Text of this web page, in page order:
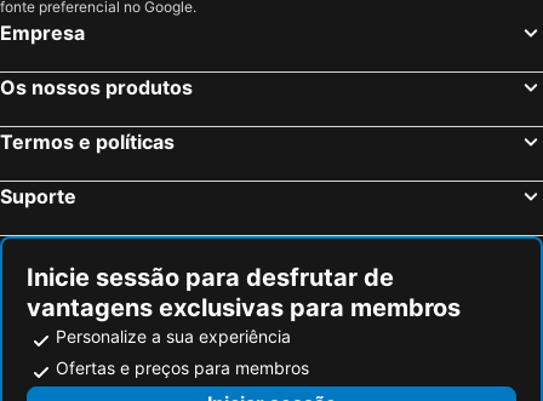
fonte preferencial no Google.
Empresa
Os nossos produtos
Termos e políticas
Suporte
Inicie sessão para desfrutar de
vantagens exclusivas para membros
Personalize a sua experiência
Ofertas e preços para membros